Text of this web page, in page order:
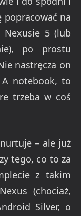
popracować na
5 (lub
po prostu
nastręcza on
A notebook, to
trzeba w coś
– ale już
tego, co to za
z takim
(chociaż,
Silver, o